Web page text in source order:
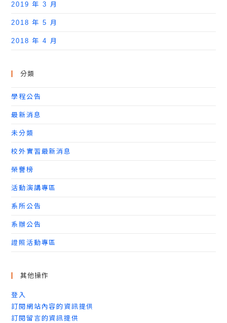
2019 年 3 月
2018 年 5 月
2018 年 4 月
分類
學程公告
最新消息
未分類
校外實習最新消息
榮譽榜
活動演講專區
系所公告
系辦公告
證照活動專區
其他操作
登入
訂閱網站內容的資訊提供
訂閱留言的資訊提供